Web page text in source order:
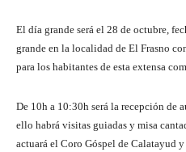
El día grande será el 28 de octubre,
grande en la localidad de El Frasno
para los habitantes de esta extensa
De 10h a 10:30h será la recepción de
ello habrá visitas guiadas y misa
actuará el Coro Góspel de Calatayud